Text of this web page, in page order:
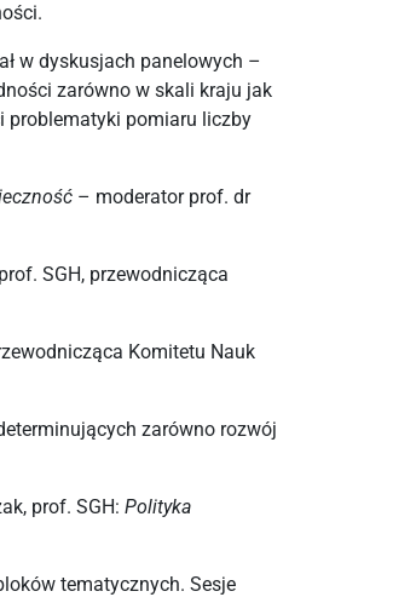
w dyskusjach panelowych –
zarówno w skali kraju jak
problematyki pomiaru liczby
– moderator prof. dr
SGH, przewodnicząca
Komitetu Nauk
zarówno rozwój
prof. SGH: Polityka
tematycznych. Sesje